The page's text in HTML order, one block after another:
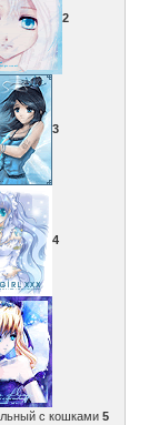
2
3
4
с кошками5